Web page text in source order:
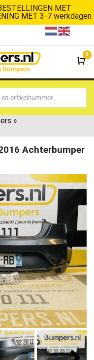
MET
MET 3-7 werkdagen
0
»
Achterbumper